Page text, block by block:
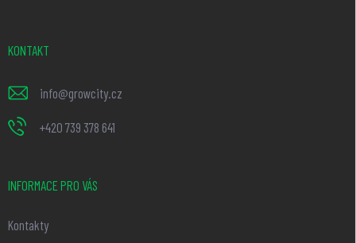
KONTAKT
info@growcity.cz
+420 739 378 641
INFORMACE PRO VÁS
Kontakty